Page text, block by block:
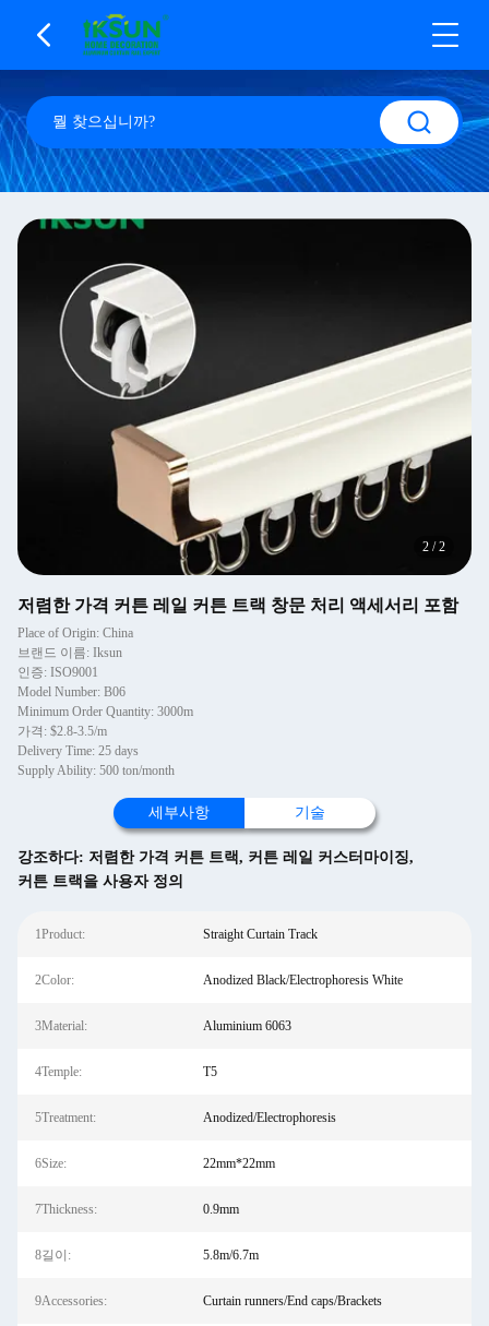
2 /2
저렴한 가격 커튼 레일 커튼 트랙 창문 처리 액세서리 포함
Place of Origin: China
브랜드 이름: Iksun
인증: ISO9001
Model Number: B06
Minimum Order Quantity: 3000m
가격: $2.8-3.5/m
Delivery Time: 25 days
Supply Ability: 500 ton/month
세부사항 기술
강조하다: 저렴한 가격 커튼 트랙, 커튼 레일 커스터마이징,
커튼 트랙을 사용자 정의
1Product: Straight Curtain Track
2Color: Anodized Black/Electrophoresis White
3Material: Aluminium 6063
4Temple: T5
5Treatment: Anodized/Electrophoresis
6Size: 22mm*22mm
7Thickness: 0.9mm
8길이: 5.8m/6.7m
9Accessories: Curtain runners/End caps/Brackets